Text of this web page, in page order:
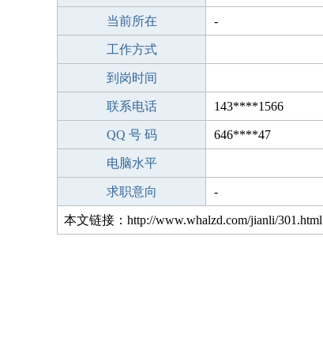
当前所在 -
工作方式
到岗时间
联系电话 143****1566
QQ 号 码 646****47
电脑水平
求职意向 -
本文链接：http://www.whalzd.com/jianli/301.html